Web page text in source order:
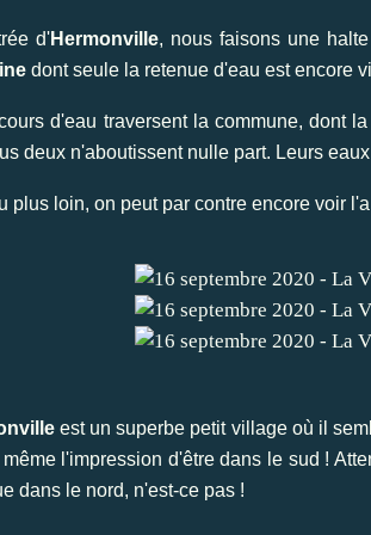
d'Hermonville, nous faisons une
dont seule la retenue d'eau est encore
d'eau traversent la commune, dont
deux n'aboutissent nulle part. Leurs
plus loin, on peut par contre encore voir
est un superbe petit village où il
l'impression d'être dans le sud !
dans le nord, n'est-ce pas !